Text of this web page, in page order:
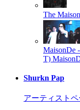
The
MaisonDe
T)
Shurkn Pap
アーティスト